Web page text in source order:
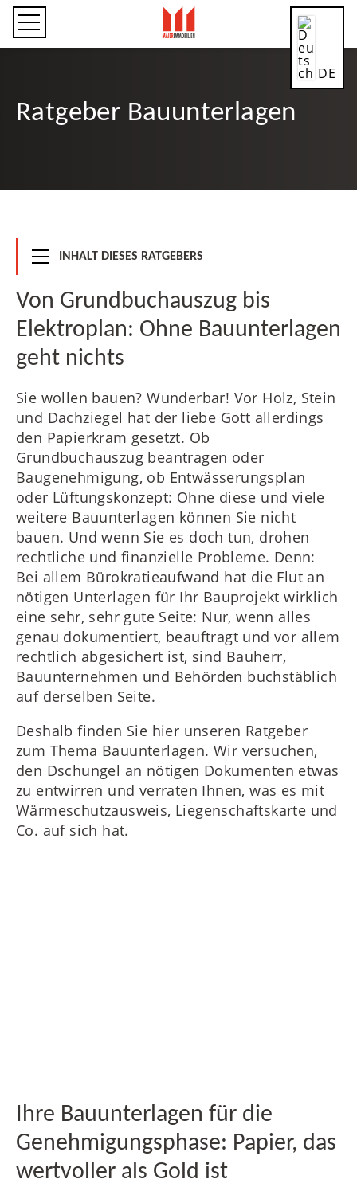
DE
ES
FR
RU
Ratgeber Bauunterlagen
INHALT DIESES RATGEBERS
Von Grundbuchauszug bis
Elektroplan: Ohne Bauunterlagen
geht nichts
Sie wollen bauen? Wunderbar! Vor Holz, Stein
und Dachziegel hat der liebe Gott allerdings
den Papierkram gesetzt. Ob
Grundbuchauszug beantragen oder
Baugenehmigung, ob Entwässerungsplan
oder Lüftungskonzept: Ohne diese und viele
weitere Bauunterlagen können Sie nicht
bauen. Und wenn Sie es doch tun, drohen
rechtliche und finanzielle Probleme. Denn:
Bei allem Bürokratieaufwand hat die Flut an
nötigen Unterlagen für Ihr Bauprojekt wirklich
eine sehr, sehr gute Seite: Nur, wenn alles
genau dokumentiert, beauftragt und vor allem
rechtlich abgesichert ist, sind Bauherr,
Bauunternehmen und Behörden buchstäblich
auf derselben Seite.
Deshalb finden Sie hier unseren Ratgeber
zum Thema Bauunterlagen. Wir versuchen,
den Dschungel an nötigen Dokumenten etwas
zu entwirren und verraten Ihnen, was es mit
Wärmeschutzausweis, Liegenschaftskarte und
Co. auf sich hat.
Ihre Bauunterlagen für die
Genehmigungsphase: Papier, das
wertvoller als Gold ist